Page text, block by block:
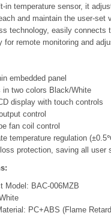
in temperature sensor, it
and maintain the user-set
technology, easily connects
for remote monitoring and
embedded panel
in two colors Black/White
display with touch controls
control
fan coil control
temperature regulation
loss protection, saving all user
Model: BAC-006MZB
PC+ABS (Flame